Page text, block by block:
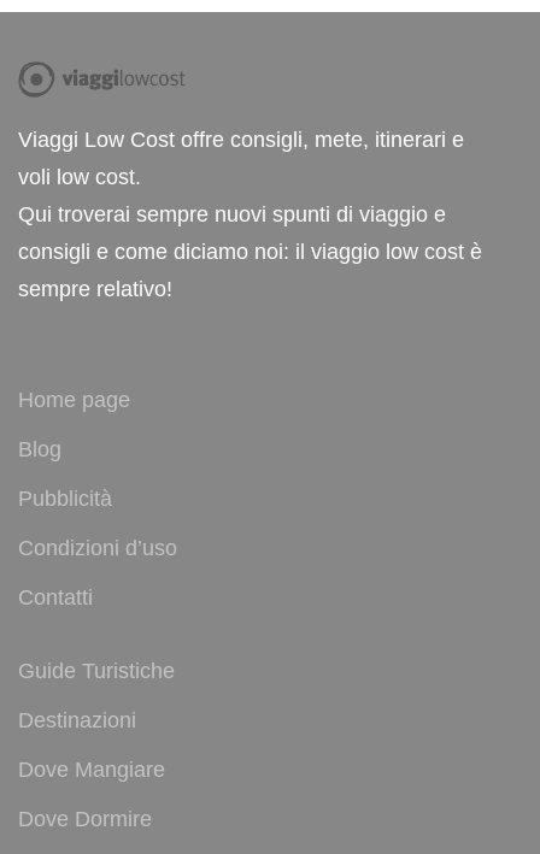
Viaggi Low Cost offre consigli, mete, itinerari e
voli low cost.
Qui troverai sempre nuovi spunti di viaggio e
consigli e come diciamo noi: il viaggio low cost è
sempre relativo!
Home page
Blog
Pubblicità
Condizioni d’uso
Contatti
Guide Turistiche
Destinazioni
Dove Mangiare
Dove Dormire